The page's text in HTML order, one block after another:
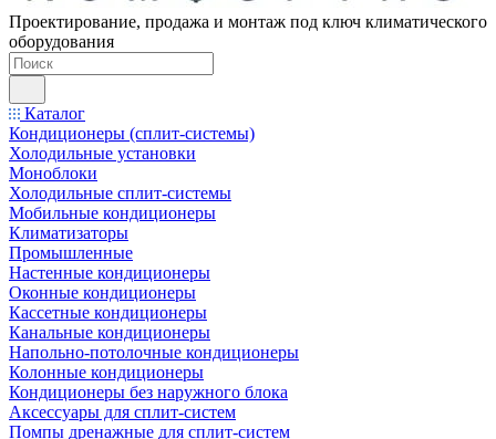
Проектирование, продажа и монтаж под ключ климатического
оборудования
Каталог
Кондиционеры (сплит-системы)
Холодильные установки
Моноблоки
Холодильные сплит-системы
Мобильные кондиционеры
Климатизаторы
Промышленные
Настенные кондиционеры
Оконные кондиционеры
Кассетные кондиционеры
Канальные кондиционеры
Напольно-потолочные кондиционеры
Колонные кондиционеры
Кондиционеры без наружного блока
Аксессуары для сплит-систем
Помпы дренажные для сплит-систем